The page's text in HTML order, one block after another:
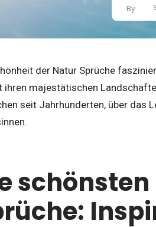
By
der Natur Sprüche
ihren majestätischen
seit Jahrhunderten, über das